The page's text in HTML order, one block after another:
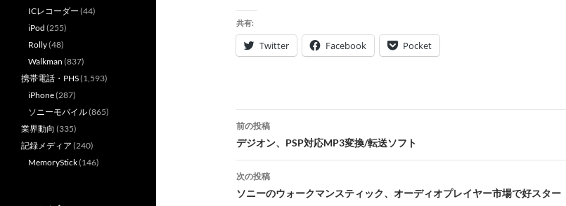
共有:
Twitter Facebook Pocket
投
稿
ナ
ビ
前の投稿
デジオン、PSP対応MP3変換/転送ソフト
次の投稿
ソニーのウォークマンスティック、オーディオプレイヤー市場で好スター
ICレコーダー (44)
iPod (255)
Rolly(48)
Walkman (837)
携帯電話・PHS(1,593)
iPhone(287)
ソニーモバイル(865)
業界動向 (335)
記録メディア (240)
MemoryStick(146)